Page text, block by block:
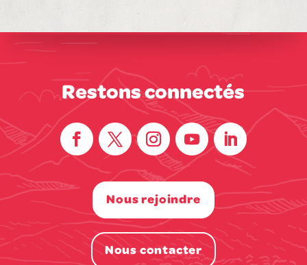
Restons connectés
Nous rejoindre
Nous contacter